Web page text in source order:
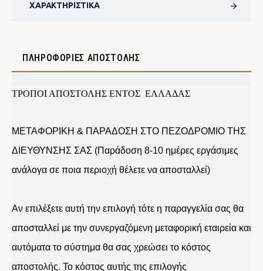
ΧΑΡΑΚΤΗΡΙΣΤΙΚΆ
ΠΛΗΡΟΦΟΡΊΕΣ ΑΠΟΣΤΟΛΉΣ
ΤΡΟΠΟΙ ΑΠΟΣΤΟΛΗΣ ΕΝΤΟΣ ΕΛΛΑΔΑΣ
ΜΕΤΑΦΟΡΙΚΗ & ΠΑΡΑΔΟΣΗ ΣΤΟ ΠΕΖΟΔΡΟΜΙΟ ΤΗΣ
ΔΙΕΥΘΥΝΣΗΣ ΣΑΣ (Παράδοση 8-10 ημέρες εργάσιμες
ανάλογα σε ποια περιοχή θέλετε να αποσταλλεί)
Αν επιλέξετε αυτή την επιλογή τότε η παραγγελία σας θα
αποσταλλεί με την συνεργαζόμενη μεταφορική εταιρεία και
αυτόματα το σύστημα θα σας χρεώσει το κόστος
αποστολής. Το κόστος αυτής της επιλογής